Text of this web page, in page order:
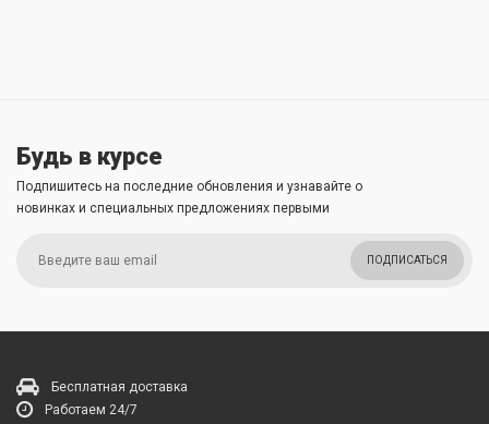
Будь в курсе
Подпишитесь на последние обновления и узнавайте о
новинках и специальных предложениях первыми
ПОДПИСАТЬСЯ
Бесплатная доставка
Работаем 24/7